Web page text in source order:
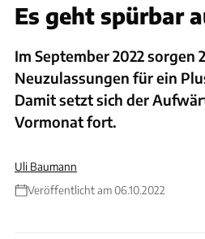
Es geht spürbar
Im September 2022 sorgen
Neuzulassungen für ein
Damit setzt sich der
Vormonat fort.
Uli Baumann
Veröffentlicht am 06.10.2022